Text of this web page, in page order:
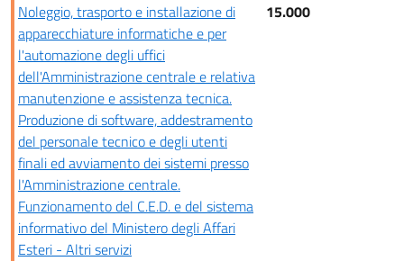
Noleggio, trasporto e installazione di
apparecchiature informatiche e per
l'automazione degli uffici
dell'Amministrazione centrale e relativa
manutenzione e assistenza tecnica.
Produzione di software, addestramento
del personale tecnico e degli utenti
finali ed avviamento dei sistemi presso
l'Amministrazione centrale.
Funzionamento del C.E.D. e del sistema
informativo del Ministero degli Affari
Esteri - Altri servizi
15.000